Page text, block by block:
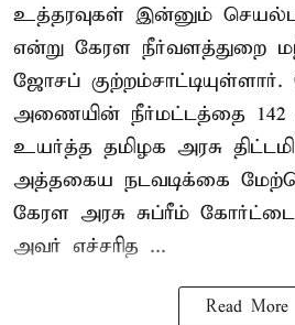
உத்தரவுகள் இன்னும்
என்று கேரள நீர்வளத்துறை
ஜோசப் குற்றம்சாட்டியுள்ளார்.
அணையின் நீர்மட்டத்தை 142
உயர்த்த தமிழக அரசு
அத்தகைய நடவடிக்கை
கேரள அரசு சுப்ரீம்
அவர் எச்சரித ...
Read More